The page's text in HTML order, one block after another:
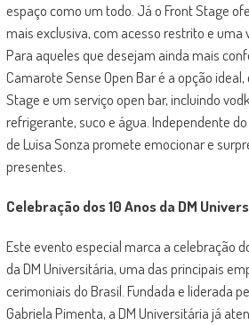
espaço como um todo. Já o Front Stage
mais exclusiva, com acesso restrito e uma
Para aqueles que desejam ainda mais
Camarote Sense Open Bar é a opção
Stage e um serviço open bar, incluindo
refrigerante, suco e água. Independente
de Luísa Sonza promete emocionar e
presentes.
Celebração dos 10 Anos da DM
Este evento especial marca a celebração
da DM Universitária, uma das principais
cerimoniais do Brasil. Fundada e liderada
Gabriela Pimenta, a DM Universitária já